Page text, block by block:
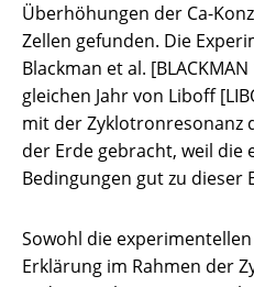
Überhöhungen der Ca-
Zellen gefunden. Die
Blackman et al.
gleichen Jahr von Liboff
mit der Zyklotronresonanz
der Erde gebracht, weil die
Bedingungen gut zu dieser
Sowohl die
Erklärung im Rahmen der